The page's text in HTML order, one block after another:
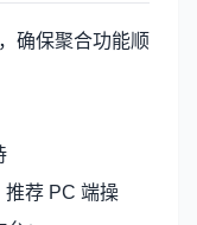
确保聚合功能顺
荐 PC 端操